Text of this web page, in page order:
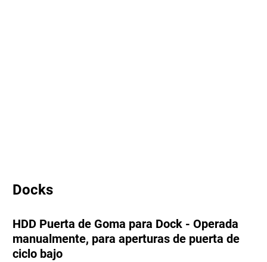
Docks
HDD Puerta de Goma para Dock - Operada
manualmente, para aperturas de puerta de
ciclo bajo